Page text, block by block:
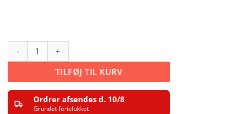
Grin meget antal
TILFØJ TIL KURV
Ordrer afsendes d. 10/8
Grundet ferielukket